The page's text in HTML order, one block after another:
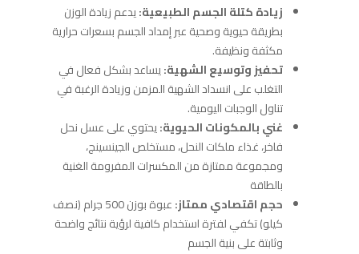
زيادة كتلة الجسم الطبيعية:يدعم زيادة الوزن
بطريقة حيوية وصحية عبر إمداد الجسم بسعرات حرارية
مكثفة ونظيفة.
تحفيز وتوسيع الشهية:يساعد بشكل فعال في
التغلب على انسداد الشهية المزمن وزيادة الرغبة في
تناول الوجبات اليومية.
غني بالمكونات الحيوية:يحتوي على عسل نحل
فاخر، غذاء ملكات النحل، مستخلص الجينسينج،
ومجموعة ممتازة من المكسرات المفرومة الغنية
بالطاقة
حجم اقتصادي ممتاز:
عبوة بوزن 500 جرام (نصف
كيلو) تكفي لفترة استخدام كافية لرؤية نتائج واضحة
وثابتة على بنية الجسم